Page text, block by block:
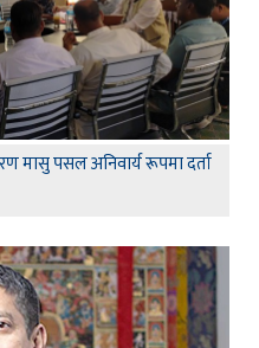
मासु पसल अनिवार्य रूपमा दर्ता